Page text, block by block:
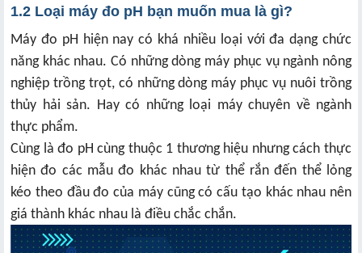
1.2 Loại máy đo pH bạn muốn mua là gì?
Máy đo pH hiện nay có khá nhiều loại với đa dạng chức
năng khác nhau. Có những dòng máy phục vụ ngành nông
nghiệp trồng trọt, có những dòng máy phục vụ nuôi trồng
thủy hải sản. Hay có những loại máy chuyên về ngành
thực phẩm.
Cùng là đo pH cùng thuộc 1 thương hiệu nhưng cách thực
hiện đo các mẫu đo khác nhau từ thể rắn đến thể lỏng
kéo theo đầu đo của máy cũng có cấu tạo khác nhau nên
giá thành khác nhau là điều chắc chắn.